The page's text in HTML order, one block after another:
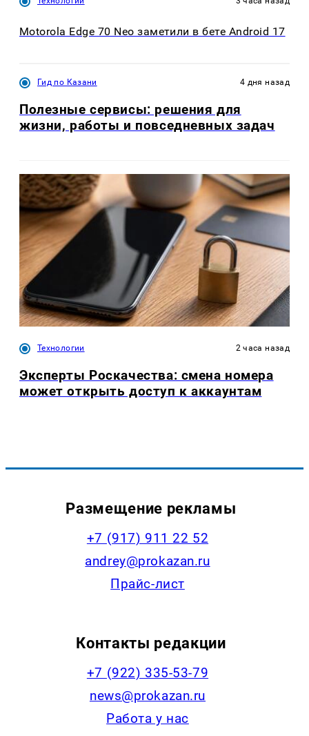
Motorola Edge 70 Neo заметили в бете Android 17
Гид по Казани 4 дня назад
Полезные сервисы: решения для
жизни, работы и повседневных задач
Технологии 2 часа назад
Эксперты Роскачества: смена номера
может открыть доступ к аккаунтам
Размещение рекламы
+7 (917) 911 22 52
andrey@prokazan.ru
Прайс-лист
Контакты редакции
+7 (922) 335-53-79
news@prokazan.ru
Работа у нас